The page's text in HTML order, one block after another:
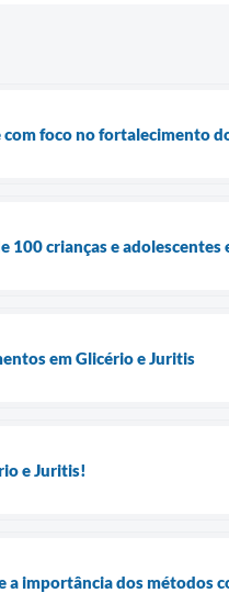
foco no fortalecimento
100 crianças e
em Glicério e Juritis
e Juritis!
a importância dos métodos